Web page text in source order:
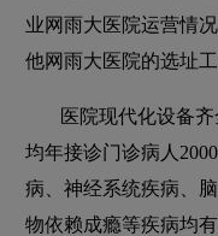
业网雨大医院运营情
他网雨大医院的选址工
医院现代化设备
均年接诊门诊病人
病、神经系统疾病、
物依赖成瘾等疾病均